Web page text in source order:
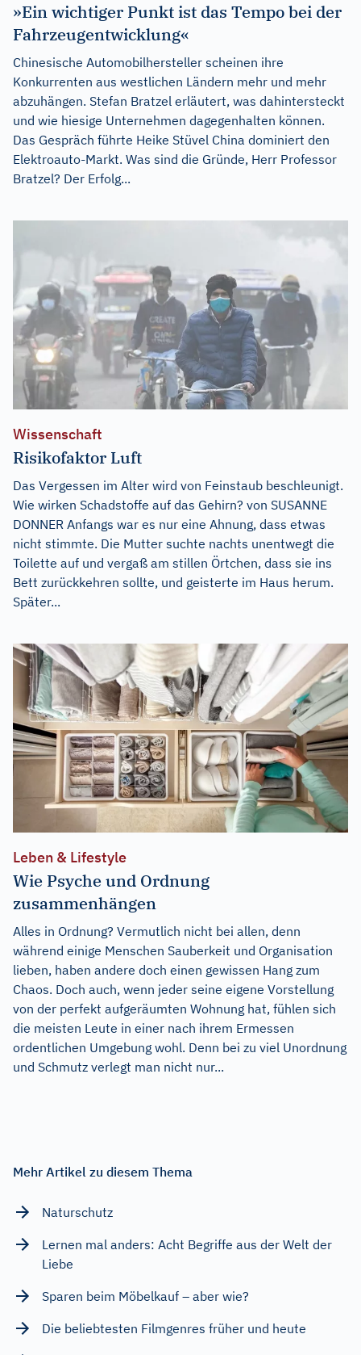
»Ein wichtiger Punkt ist das Tempo bei der
Fahrzeugentwicklung«
Chinesische Automobilhersteller scheinen ihre
Konkurrenten aus westlichen Ländern mehr und mehr
abzuhängen. Stefan Bratzel erläutert, was dahintersteckt
und wie hiesige Unternehmen dagegenhalten können.
Das Gespräch führte Heike Stüvel China dominiert den
Elektroauto-Markt. Was sind die Gründe, Herr Professor
Bratzel? Der Erfolg...
Wissenschaft
Risikofaktor Luft
Das Vergessen im Alter wird von Feinstaub beschleunigt.
Wie wirken Schadstoffe auf das Gehirn? von SUSANNE
DONNER Anfangs war es nur eine Ahnung, dass etwas
nicht stimmte. Die Mutter suchte nachts unentwegt die
Toilette auf und vergaß am stillen Örtchen, dass sie ins
Bett zurückkehren sollte, und geisterte im Haus herum.
Später...
Leben & Lifestyle
Wie Psyche und Ordnung
zusammenhängen
Alles in Ordnung? Vermutlich nicht bei allen, denn
während einige Menschen Sauberkeit und Organisation
lieben, haben andere doch einen gewissen Hang zum
Chaos. Doch auch, wenn jeder seine eigene Vorstellung
von der perfekt aufgeräumten Wohnung hat, fühlen sich
die meisten Leute in einer nach ihrem Ermessen
ordentlichen Umgebung wohl. Denn bei zu viel Unordnung
und Schmutz verlegt man nicht nur...
Mehr Artikel zu diesem Thema
Naturschutz
Lernen mal anders: Acht Begriffe aus der Welt der
Liebe
Sparen beim Möbelkauf – aber wie?
Die beliebtesten Filmgenres früher und heute